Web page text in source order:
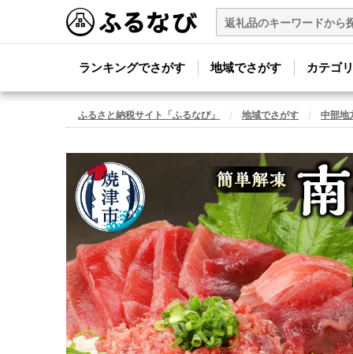
ランキングでさがす 地域でさがす カテゴ
ふるさと納税サイト「ふるなび」 地域でさがす 中部地